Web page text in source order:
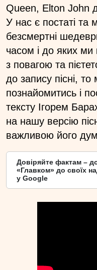
Queen, Elton John
У нас є постаті та
безсмертні
часом і до яких ми
з повагою та
до запису пісні,
познайомитись і
тексту Ігорем
на нашу версію
важливою його
Довіряйте фактам –
«Главком» до своїх
у Google